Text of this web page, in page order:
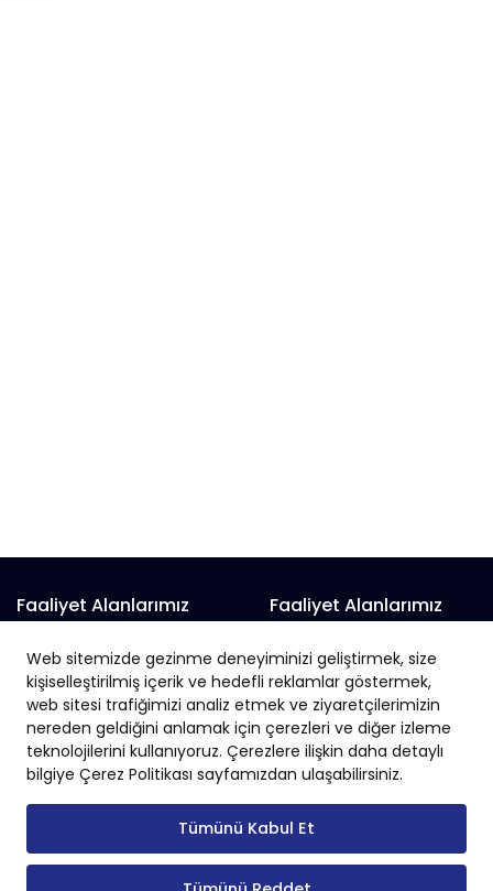
Web sitemizde gezinme deneyiminizi geliştirmek, size
kişiselleştirilmiş içerik ve hedefli reklamlar göstermek,
web sitesi trafiğimizi analiz etmek ve ziyaretçilerimizin
nereden geldiğini anlamak için çerezleri ve diğer izleme
teknolojilerini kullanıyoruz. Çerezlere ilişkin daha detaylı
bilgiye Çerez Politikası sayfamızdan ulaşabilirsiniz.
Tümünü Kabul Et
Faaliyet Alanlarımız
Prefabrik Alışveriş Merkezi
Prefabrik Belediye Binaları
Prefabrik Depo
Prefabrik Okul
Prefabrik Endüstriyel Yapı
Faaliyet Alanlarımız
Prefabrik Fabrika
Prefabrik Hayvan Çiftliği
Prefabrik İnşaat
Prefabrik İş Yeri
Prefabrik Sanayi Sitesi